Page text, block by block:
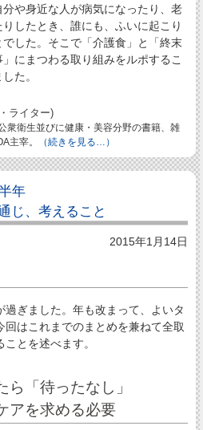
分や身近な人が病気になったり、老
りしたとき、誰にも、ふいに起こり
でした。そこで「介護食」と「終末
にまつわる取り組みをルポするこ
た。
ライター)
衆衛生並びに健康・美容分野の書籍、雑
主宰。
（続きを見る…）
年
じ、考えること
2015年1月14日
ぎました。年も改まって、よいタ
はこれまでのまとめを兼ねて全取
とを述べます。
「待ったなし」
アを求める必要